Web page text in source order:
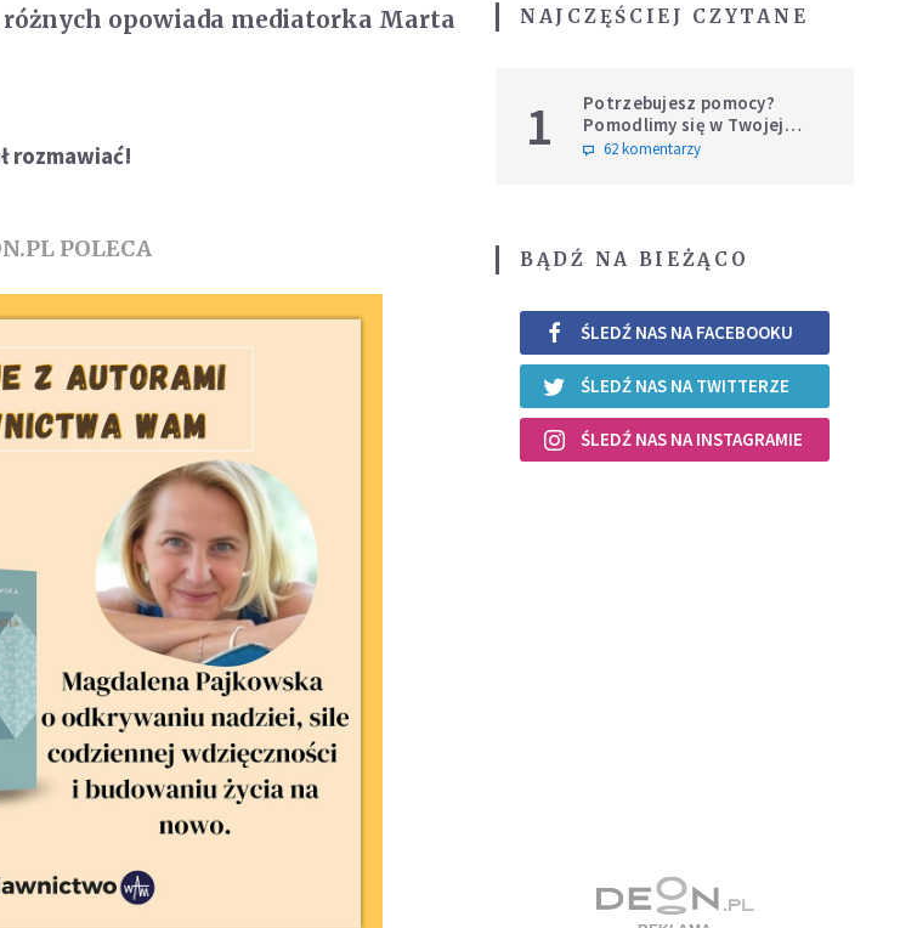
opowiada mediatorka Marta
rozmawiać!
POLECA
NAJCZĘŚCIEJ CZYTANE
1
Potrzebujesz pomocy?
Pomodlimy się w Twojej
intencji
62 komentarzy
BĄDŹ NA BIEŻĄCO
ŚLEDŹ NAS NA FACEBOOKU
ŚLEDŹ NAS NA TWITTERZE
ŚLEDŹ NAS NA INSTAGRAMIE